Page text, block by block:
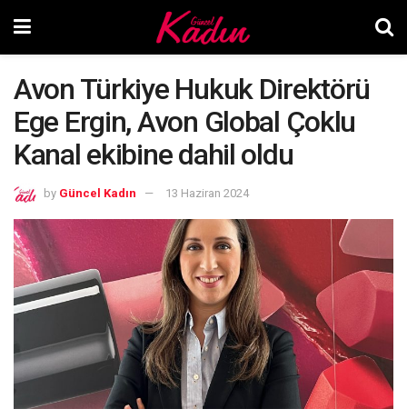
Avon Türkiye Hukuk Direktörü
Ege Ergin, Avon Global Çoklu
Kanal ekibine dahil oldu
by Güncel Kadın 13 Haziran 2024